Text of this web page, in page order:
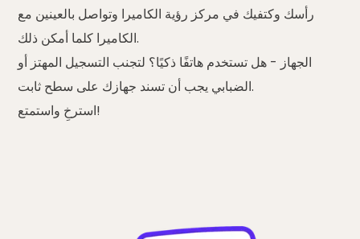
رأسك وكتفيك في مركز رؤية الكاميرا وتواصل بالعينين مع
الكاميرا كلما أمكن ذلك.
الجهاز - هل تستخدم هاتفًا ذكيًا؟ لتجنب التسجيل المهتز أو
الضبابي يجب أن تسند جهازك على سطح ثابت.
استرخِواستمتع!